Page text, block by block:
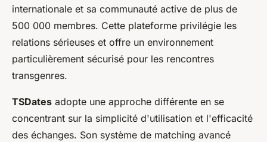
internationale et sa communauté active de plus de
500 000 membres. Cette plateforme privilégie les
relations sérieuses et offre un environnement
particulièrement sécurisé pour les rencontres
transgenres.
TSDates adopte une approche différente en se
concentrant sur la simplicité d'utilisation et l'efficacité
des échanges. Son système de matching avancé